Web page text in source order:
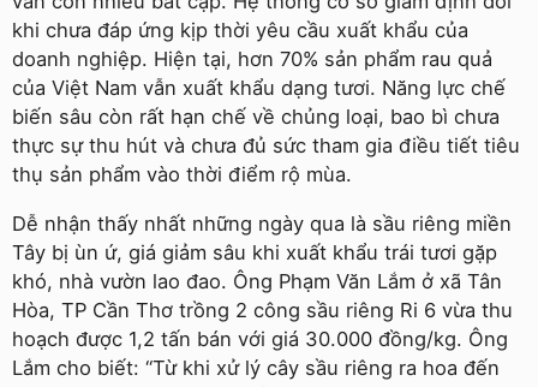
khi chưa đáp ứng kịp thời yêu cầu xuất khẩu của
doanh nghiệp. Hiện tại, hơn 70% sản phẩm rau quả
của Việt Nam vẫn xuất khẩu dạng tươi. Năng lực chế
biến sâu còn rất hạn chế về chủng loại, bao bì chưa
thực sự thu hút và chưa đủ sức tham gia điều tiết tiêu
thụ sản phẩm vào thời điểm rộ mùa.
Dễ nhận thấy nhất những ngày qua là sầu riêng miền
Tây bị ùn ứ, giá giảm sâu khi xuất khẩu trái tươi gặp
khó, nhà vườn lao đao. Ông Phạm Văn Lắm ở xã Tân
Hòa, TP Cần Thơ trồng 2 công sầu riêng Ri 6 vừa thu
hoạch được 1,2 tấn bán với giá 30.000 đồng/kg. Ông
Lắm cho biết: “Từ khi xử lý cây sầu riêng ra hoa đến